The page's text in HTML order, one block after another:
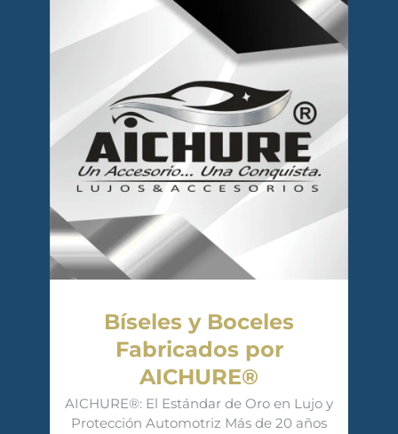
Bíseles y Boceles
Fabricados por
AICHURE®️
AICHURE®️: El Estándar de Oro en Lujo y
Protección Automotriz Más de 20 años